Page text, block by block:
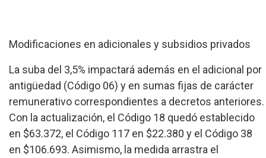
Modificaciones en adicionales y subsidios privados
La suba del 3,5% impactará además en el adicional por
antigüedad (Código 06) y en sumas fijas de carácter
remunerativo correspondientes a decretos anteriores.
Con la actualización, el Código 18 quedó establecido
en $63.372, el Código 117 en $22.380 y el Código 38
en $106.693. Asimismo, la medida arrastra el